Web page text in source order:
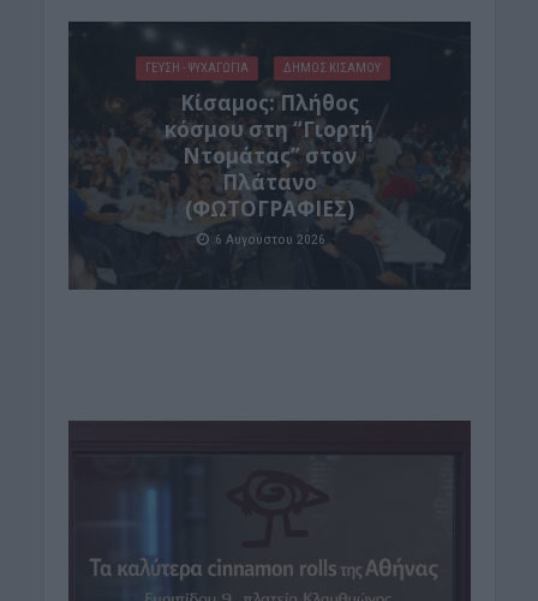
ΓΕΎΣΗ - ΨΥΧΑΓΩΓΊΑ ΔΉΜΟΣ ΚΙΣΆΜΟΥ
Κίσαμος: Πλήθος
κόσμου στη “Γιορτή
Ντομάτας” στον
Πλάτανο
(ΦΩΤΟΓΡΑΦΙΕΣ)
6 Αυγούστου 2026